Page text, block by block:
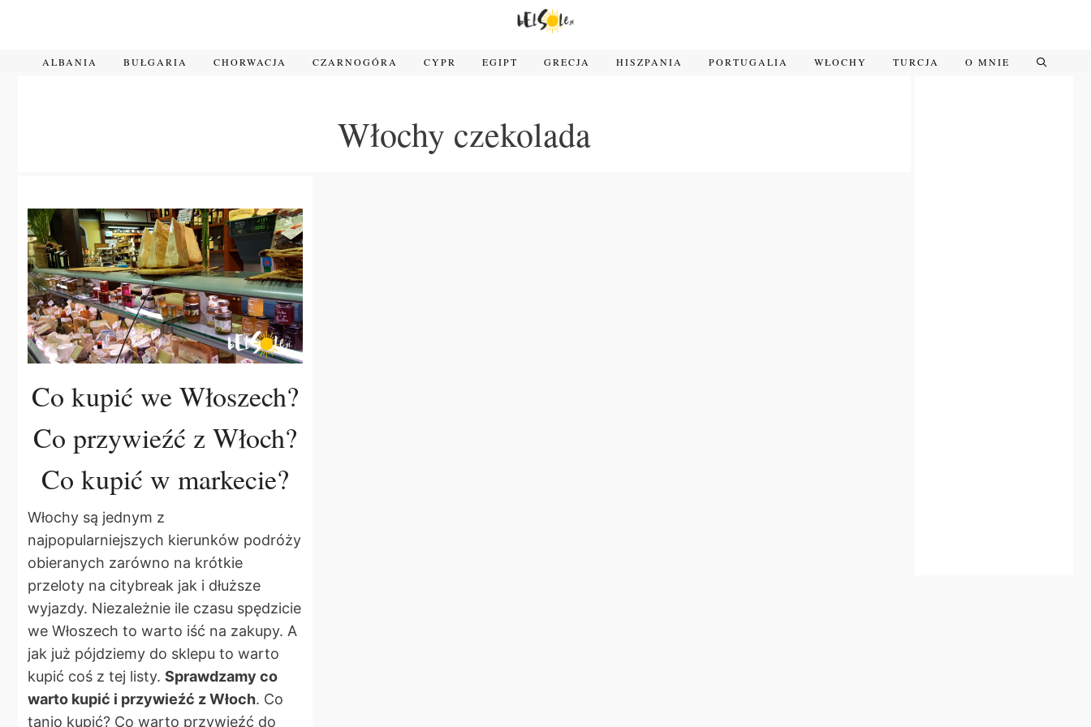
ALBANIA BUŁGARIA CHORWACJA CZARNOGÓRA CYPR EGIPT GRECJA HISZPANIA PORTUGALIA WŁOCHY TURCJA O MNIE
Włochy czekolada
Co kupić we Włoszech?
Co przywieźć z Włoch?
Co kupić w markecie?
Włochy są jednym z
najpopularniejszych kierunków podróży
obieranych zarówno na krótkie
przeloty na citybreak jak i dłuższe
wyjazdy. Niezależnie ile czasu spędzicie
we Włoszech to warto iść na zakupy. A
jak już pójdziemy do sklepu to warto
kupić coś z tej listy. Sprawdzamy co
warto kupić i przywieźć z Włoch. Co
tanio kupić? Co warto przywieźć do